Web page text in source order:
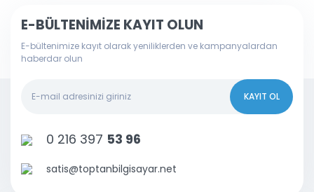
E-BÜLTENİMİZE KAYIT OLUN
E-bültenimize kayıt olarak yeniliklerden ve kampanyalardan
haberdar olun
KAYIT OL
0 216 397 53 96
satis@toptanbilgisayar.net